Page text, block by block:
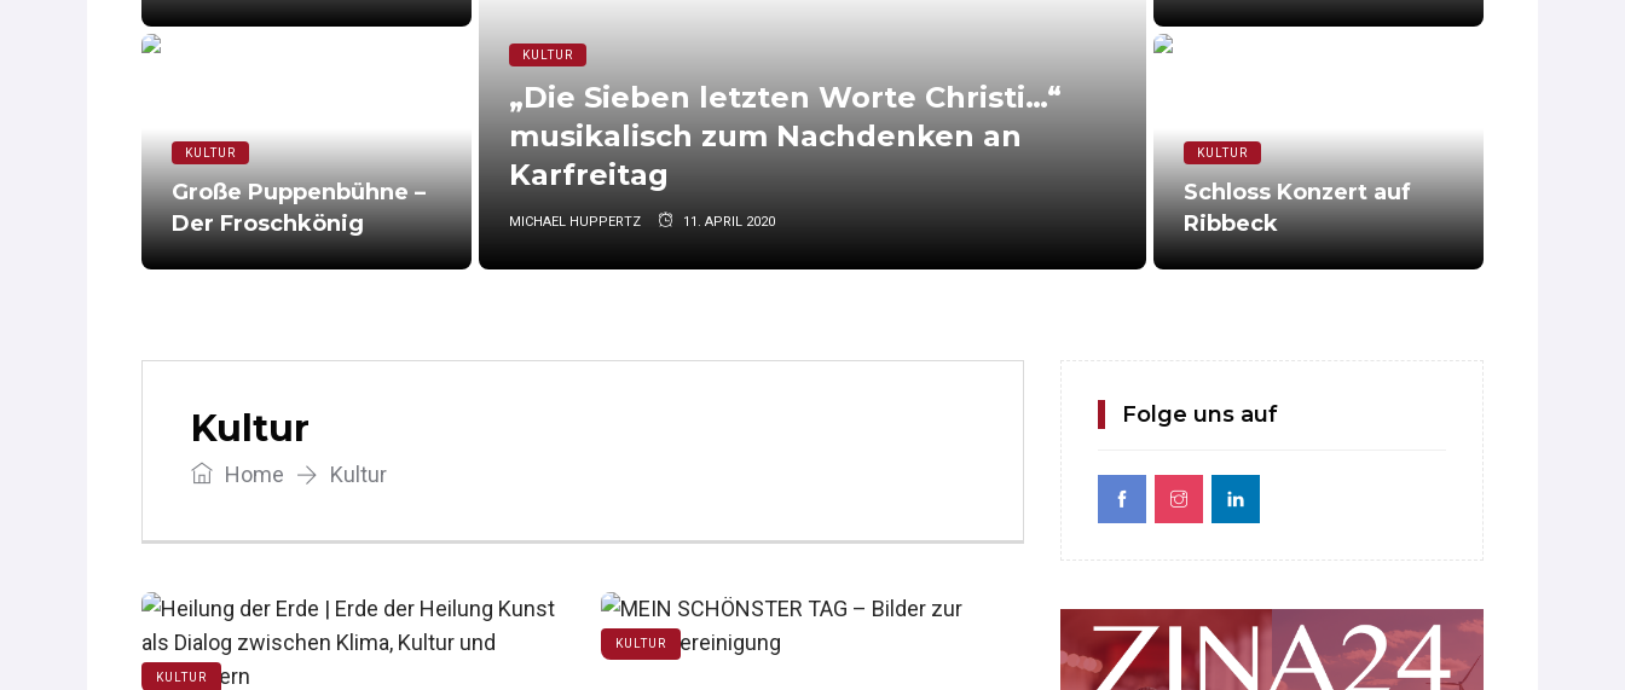
KULTUR
Große Puppenbühne –
Der Froschkönig
KULTUR
„Die Sieben letzten Worte Christi…“
musikalisch zum Nachdenken an
Karfreitag
MICHAEL HUPPERTZ 11. APRIL 2020
KULTUR
Schloss Konzert auf
Ribbeck
Kultur
Home Kultur
KULTUR
KULTUR
Folge uns auf